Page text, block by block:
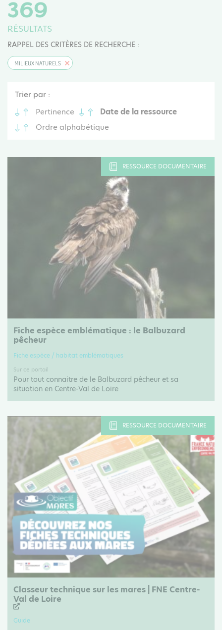
369
RÉSULTATS
RAPPEL DES CRITÈRES DE RECHERCHE :
MILIEUX NATURELS
Trier par :
Pertinence
Date de la ressource
Ordre alphabétique
RESSOURCE DOCUMENTAIRE
Fiche espèce emblématique : le Balbuzard
pêcheur
Fiche espèce / habitat emblématiques
Sur ce portail
Pour tout connaitre de le Balbuzard pêcheur et sa
situation en Centre-Val de Loire
RESSOURCE DOCUMENTAIRE
Classeur technique sur les mares | FNE Centre-
Val de Loire
Guide